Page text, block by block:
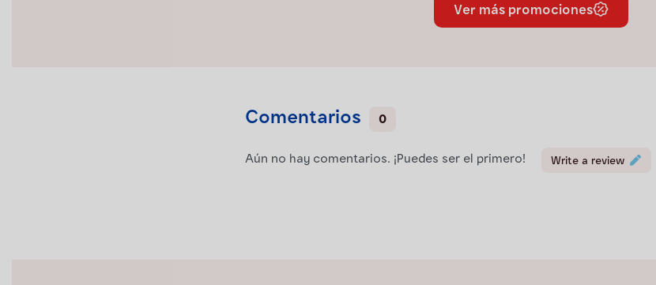
Ver más promociones
Comentarios 0
Aún no hay comentarios. ¡Puedes ser el primero! Write a review